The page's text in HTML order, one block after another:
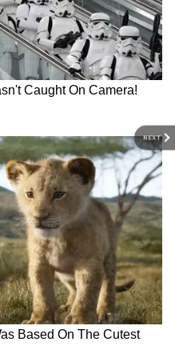
NEXT
देंगे। फिल्म में संजीदा
उपेन्द्र लिमये और रवि
किया है।
विक्रांत मैसी की 'मुसाफिर कैफे' का
ट्रेलर रिलीज, दिखी उलझी हुई लव
स्टोरी की झलक